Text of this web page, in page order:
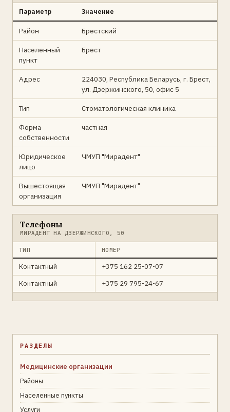
Параметр Значение
Район Брестский
Населенный
пункт
Брест
Адрес
224030, Республика Беларусь, г. Брест,
ул. Дзержинского, 50, офис 5
Тип Стоматологическая клиника
Форма
собственности
частная
Юридическое
лицо
ЧМУП "Мирадент"
Вышестоящая
организация
ЧМУП "Мирадент"
Телефоны
МИРАДЕНТ НА ДЗЕРЖИНСКОГО, 50
ТИП НОМЕР
Контактный
+375 162 25-07-07
Контактный
+375 29 795-24-67
РАЗДЕЛЫ
Медицинские организации
Районы
Населенные пункты
Услуги